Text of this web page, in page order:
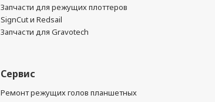
Запчасти для режущих плоттеров
SignCut и Redsail
Запчасти для Gravotech
Сервис
Ремонт режущих голов планшетных